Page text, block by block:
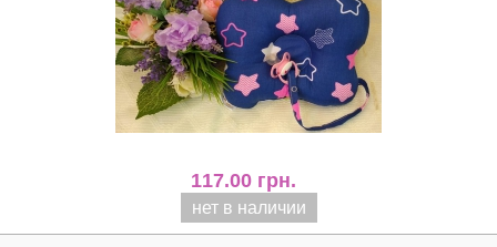
117.00 грн.
нет в наличии